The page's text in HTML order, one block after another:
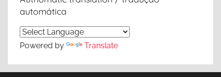
automática
Powered by Translate